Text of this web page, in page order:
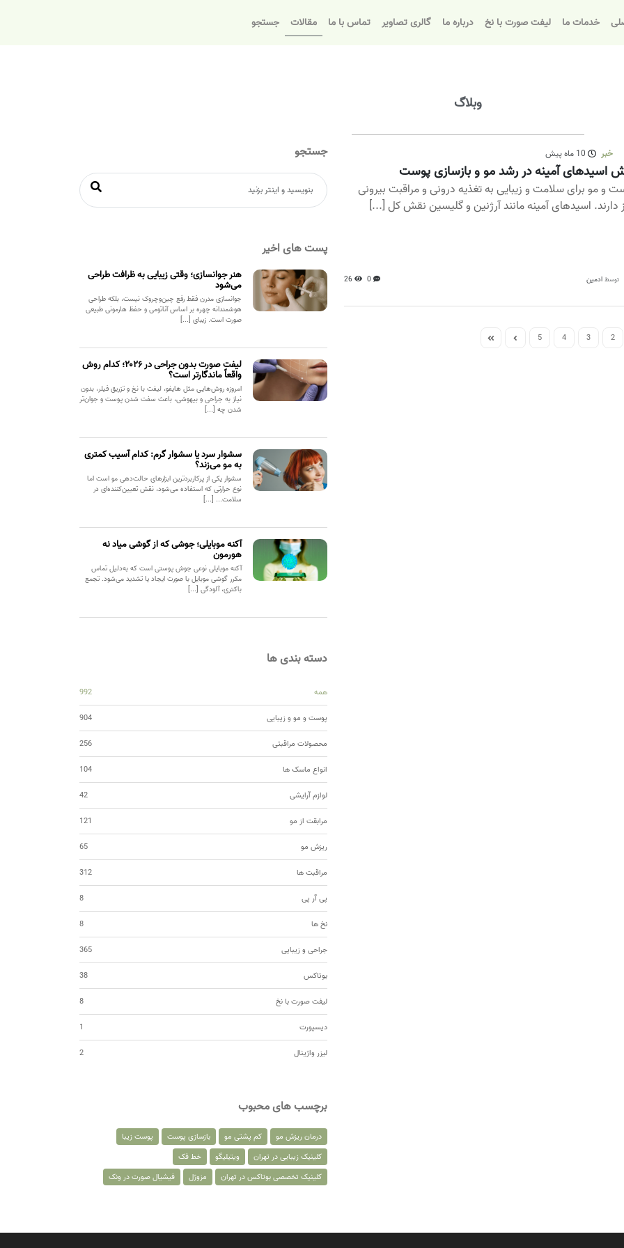
خدمات ما لیفت صورت با نخ درباره ما گالری تصاویر تماس با ما مقالات جستجو
وبلاگ
خبر 10 ماه پیش
اسیدهای آمینه در رشد مو و بازسازی پوست
و مو برای سلامت و زیبایی به تغذیه درونی و مراقبت بیرونی
دارند. اسیدهای آمینه مانند آرژنین و گلیسین نقش کل [...]
توسطادمین 0
26
2
3
4
5
جستجو
پست های اخیر
هنر جوانسازی؛ وقتی زیبایی به ظرافت طراحی
می‌شود
جوانسازی مدرن فقط رفع چین‌وچروک نیست، بلکه طراحی
هوشمندانه چهره بر اساس آناتومی و حفظ هارمونی طبیعی
صورت است. زیبای [...]
لیفت صورت بدون جراحی در ۲۰۲۶؛ کدام روش
واقعاً ماندگارتر است؟
امروزه روش‌هایی مثل هایفو، لیفت با نخ و تزریق فیلر، بدون
نیاز به جراحی و بیهوشی، باعث سفت شدن پوست و جوان‌تر
شدن چه [...]
سشوار سرد یا سشوار گرم: کدام آسیب کمتری
به مو می‌زند؟
سشوار یکی از پرکاربردترین ابزارهای حالت‌دهی مو است اما
نوع حرارتی که استفاده می‌شود، نقش تعیین‌کننده‌ای در
سلامت... [...]
آکنه موبایلی؛ جوشی که از گوشی میاد نه
هورمون
آکنه موبایلی نوعی جوش پوستی است که به‌دلیل تماس
مکرر گوشی موبایل با صورت ایجاد یا تشدید می‌شود. تجمع
باکتری، آلودگی [...]
دسته بندی ها
همه 992
پوست و مو و زیبایی 904
محصولات مراقبتی 256
انواع ماسک ها 104
لوازم آرایشی 42
مرابقت از مو 121
ریزش مو 65
مراقبت ها 312
پی آر پی 8
نخ ها 8
جراحی و زیبایی 365
بوتاکس 38
لیفت صورت با نخ 8
دیسپورت 1
لیزر واژینال 2
برچسب های محبوب
درمان ریزش مو کم پشتی مو بازسازی پوست
پوست زیبا
کلینیک زیبایی در تهران
ویتیلیگو
خط فک
کلینیک تخصصی بوتاکس در تهران
مزوژل فیشیال صورت در ونک